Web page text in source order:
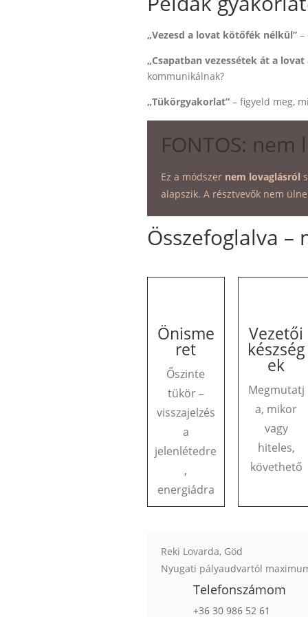
„Vezesd a lovat kötőfék nélkül” –
„Csapatban vezessétek át a
kommunikálnak?
„Tükörgyakorlat” – figyeld meg,
FONTOS: nem
Ez a módszer nem lovaglásról
alapszik. A résztvevők nem
Összefoglalva –
Önisme
ret
Őszinte
tükör –
visszajelzés
a
jelenlétedre
,
energiádra
Vezetői
készség
ek
Megmutatj
a, mikor
vagy
hiteles,
követhető
Reki Lovarda, Göd
Nyugati pályaudvartól
Telefonszámom
+36 30 986 52 61